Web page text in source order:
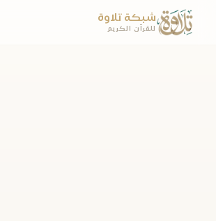
شبكة تلاوة
للقرآن الكريم